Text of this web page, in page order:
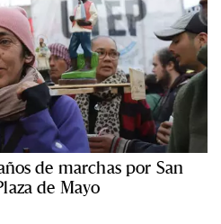
de marchas por San
de Mayo